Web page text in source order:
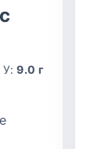
У:9.0 г